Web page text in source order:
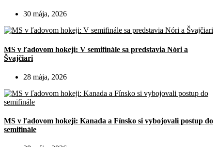
30 mája, 2026
MS v ľadovom hokeji: V semifinále sa predstavia Nóri a
Švajčiari
28 mája, 2026
MS v ľadovom hokeji: Kanada a Fínsko si vybojovali postup do
semifinále